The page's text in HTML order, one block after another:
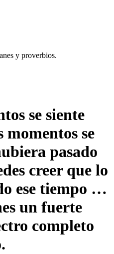
y proverbios.
se siente
momentos se
pasado
creer que lo
ese tiempo …
un fuerte
completo